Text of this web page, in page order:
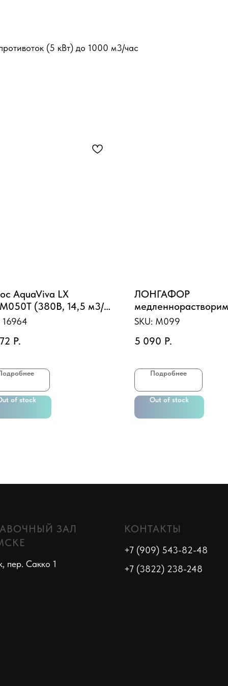
(5 кВт) до 1000 м3/час
AquaViva LX
(380В, 14,5 м3/ч,
16964
Р.
of stock
ЛОНГАФОР
для непрерывной
ведро, табл.100 гр
SKU: M099
5 090 Р.
Подробнее
Out of stock
ЗАЛ
пер. Сакко 1
КОНТАКТЫ
+7 (909) 543-82-48
+7 (3822) 238-248